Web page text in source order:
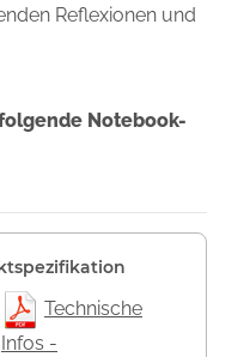
Reflexionen und
Notebook-
Technische
Infos -